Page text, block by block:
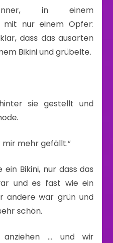
in einem
mit nur einem Opfer:
dass das ausarten
Bikini und grübelte.
sie gestellt und
mehr gefällt.“
Bikini, nur dass das
und es fast wie ein
andere war grün und
schön.
… und wir